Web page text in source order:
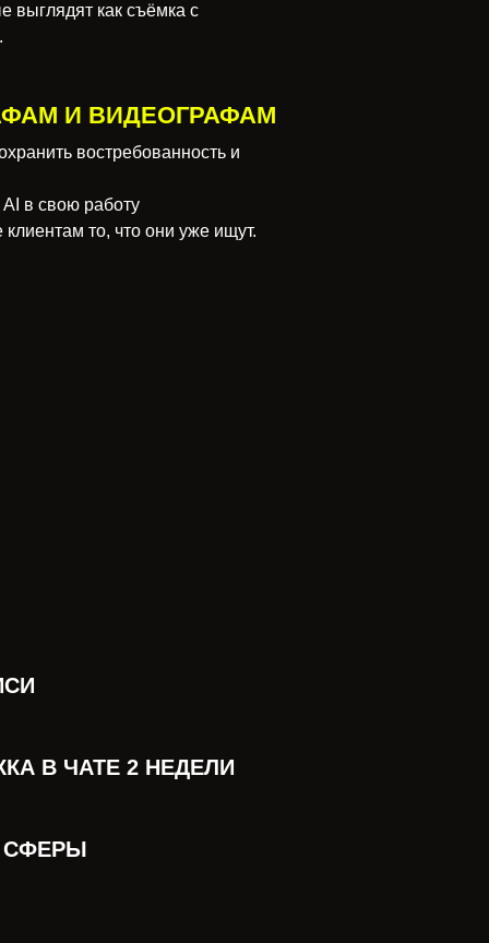
выглядят как съёмка с
И ВИДЕОГРАФАМ
востребованность и
в свою работу
клиентам то, что они уже ищут.
В ЧАТЕ 2 НЕДЕЛИ
СФЕРЫ